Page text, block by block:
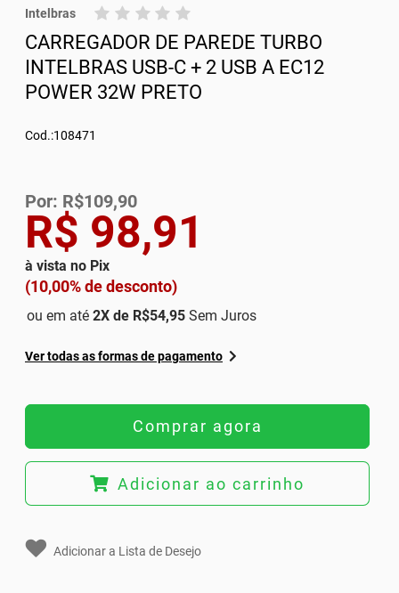
Intelbras
CARREGADOR DE PAREDE TURBO
INTELBRAS USB-C + 2 USB A EC12
POWER 32W PRETO
Cod.:108471
R$ 98,91
à vista no Pix
(10,00% de desconto)
Por: R$109,90
ou em até 2X de R$54,95 Sem Juros
Ver todas as formas de pagamento
Comprar agora
Adicionar ao carrinho
Adicionar a Lista de Desejo